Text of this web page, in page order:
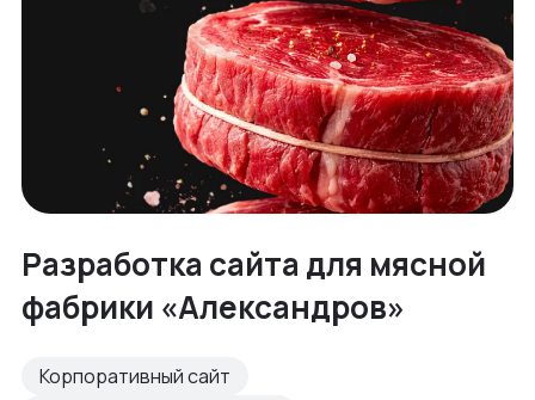
Разработка сайта для мясной
фабрики «Александров»
Корпоративный сайт